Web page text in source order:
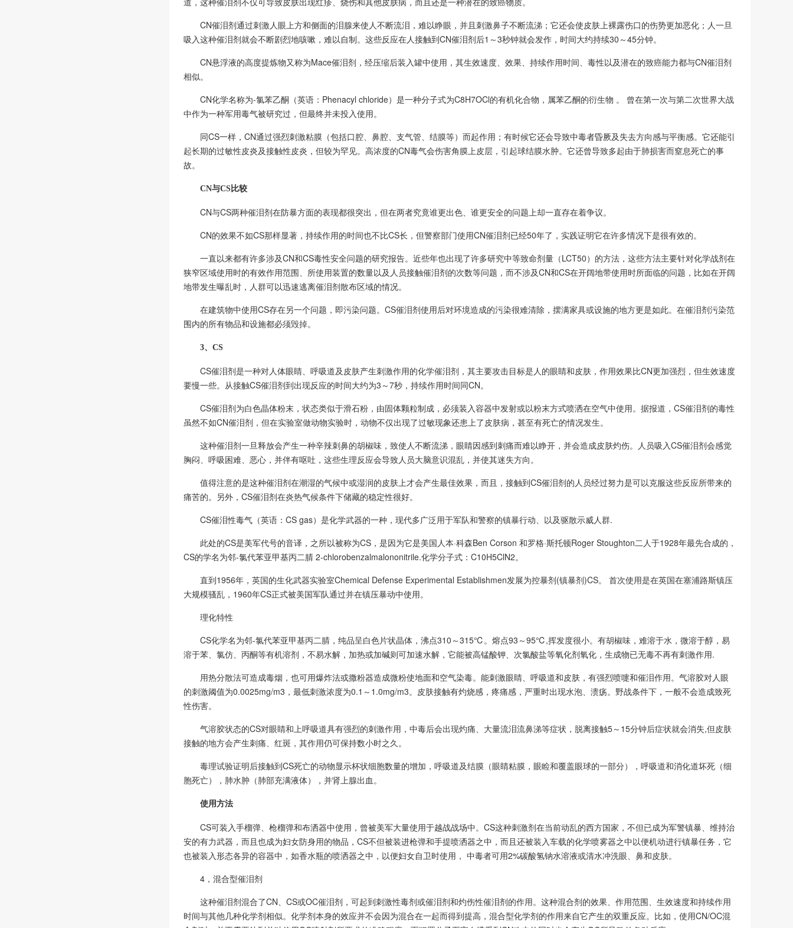
CN催泪剂通过刺激人眼上方和侧面的泪腺来使人不断流泪，难以睁眼，并且刺激鼻子不断流涕；它还会使皮肤上裸露伤口的伤势更加恶化；人一旦
吸入这种催泪剂就会不断剧烈地咳嗽，难以自制。这些反应在人接触到CN催泪剂后1～3秒钟就会发作，时间大约持续30～45分钟。
CN悬浮液的高度提炼物又称为Mace催泪剂，经压缩后装入罐中使用，其生效速度、效果、持续作用时间、毒性以及潜在的致癌能力都与CN催泪剂
相似。
CN化学名称为-氯苯乙酮（英语：Phenacyl chloride）是一种分子式为C8H7OCl的有机化合物，属苯乙酮的衍生物 。 曾在第一次与第二次世界大战
中作为一种军用毒气被研究过，但最终并未投入使用。
同CS一样，CN通过强烈刺激粘膜（包括口腔、鼻腔、支气管、结膜等）而起作用；有时候它还会导致中毒者昏厥及失去方向感与平衡感。它还能引
起长期的过敏性皮炎及接触性皮炎，但较为罕见。高浓度的CN毒气会伤害角膜上皮层，引起球结膜水肿。它还曾导致多起由于肺损害而窒息死亡的事
故。
CN与CS比较
CN与CS两种催泪剂在防暴方面的表现都很突出，但在两者究竟谁更出色、谁更安全的问题上却一直存在着争议。
CN的效果不如CS那样显著，持续作用的时间也不比CS长，但警察部门使用CN催泪剂已经50年了，实践证明它在许多情况下是很有效的。
一直以来都有许多涉及CN和CS毒性安全问题的研究报告。近些年也出现了许多研究中等致命剂量（LCT50）的方法，这些方法主要针对化学战剂在
狭窄区域使用时的有效作用范围、所使用装置的数量以及人员接触催泪剂的次数等问题，而不涉及CN和CS在开阔地带使用时所面临的问题，比如在开阔
地带发生曝乱时，人群可以迅速逃离催泪剂散布区域的情况。
在建筑物中使用CS存在另一个问题，即污染问题。CS催泪剂使用后对环境造成的污染很难清除，摆满家具或设施的地方更是如此。在催泪剂污染范
围内的所有物品和设施都必须毁掉。
3、CS
CS催泪剂是一种对人体眼睛、呼吸道及皮肤产生刺激作用的化学催泪剂，其主要攻击目标是人的眼睛和皮肤，作用效果比CN更加强烈，但生效速度
要慢一些。从接触CS催泪剂到出现反应的时间大约为3～7秒，持续作用时间同CN。
CS催泪剂为白色晶体粉末，状态类似于滑石粉，由固体颗粒制成，必须装入容器中发射或以粉末方式喷洒在空气中使用。据报道，CS催泪剂的毒性
虽然不如CN催泪剂，但在实验室做动物实验时，动物不仅出现了过敏现象还患上了皮肤病，甚至有死亡的情况发生。
这种催泪剂一旦释放会产生一种辛辣刺鼻的胡椒味，致使人不断流涕，眼睛因感到刺痛而难以睁开，并会造成皮肤灼伤。人员吸入CS催泪剂会感觉
胸闷、呼吸困难、恶心，并伴有呕吐，这些生理反应会导致人员大脑意识混乱，并使其迷失方向。
值得注意的是这种催泪剂在潮湿的气候中或湿润的皮肤上才会产生最佳效果，而且，接触到CS催泪剂的人员经过努力是可以克服这些反应所带来的
痛苦的。另外，CS催泪剂在炎热气候条件下储藏的稳定性很好。
CS催泪性毒气（英语：CS gas）是化学武器的一种，现代多广泛用于军队和警察的镇暴行动、以及驱散示威人群.
此处的CS是美军代号的音译，之所以被称为CS，是因为它是美国人本·科森Ben Corson 和罗格·斯托顿Roger Stoughton二人于1928年最先合成的，
CS的学名为邻-氯代苯亚甲基丙二腈 2-chlorobenzalmalononitrile.化学分子式：C10H5ClN2。
直到1956年，英国的生化武器实验室Chemical Defense Experimental Establishmen发展为控暴剂(镇暴剂)CS。 首次使用是在英国在塞浦路斯镇压
大规模骚乱，1960年CS正式被美国军队通过并在镇压暴动中使用。
理化特性
CS化学名为邻-氯代苯亚甲基丙二腈，纯品呈白色片状晶体，沸点310～315℃。熔点93～95℃,挥发度很小。有胡椒味，难溶于水，微溶于醇，易
溶于苯、氯仿、丙酮等有机溶剂，不易水解，加热或加碱则可加速水解，它能被高锰酸钾、次氯酸盐等氧化剂氧化，生成物已无毒不再有刺激作用.
用热分散法可造成毒烟，也可用爆炸法或撒粉器造成微粉使地面和空气染毒。能刺激眼睛、呼吸道和皮肤，有强烈喷嚏和催泪作用。气溶胶对人眼
的刺激阈值为0.0025mg/m3，最低刺激浓度为0.1～1.0mg/m3。皮肤接触有灼烧感，疼痛感，严重时出现水泡、溃疡。野战条件下，一般不会造成致死
性伤害。
气溶胶状态的CS对眼睛和上呼吸道具有强烈的刺激作用，中毒后会出现灼痛、大量流泪流鼻涕等症状，脱离接触5～15分钟后症状就会消失,但皮肤
接触的地方会产生刺痛、红斑，其作用仍可保持数小时之久。
毒理试验证明后接触到CS死亡的动物显示杯状细胞数量的增加，呼吸道及结膜（眼睛粘膜，眼睑和覆盖眼球的一部分），呼吸道和消化道坏死（细
胞死亡），肺水肿（肺部充满液体），并肾上腺出血。
使用方法
CS可装入手榴弹、枪榴弹和布洒器中使用，曾被美军大量使用于越战战场中。CS这种刺激剂在当前动乱的西方国家，不但已成为军警镇暴、维持治
安的有力武器，而且也成为妇女防身用的物品，CS不但被装进枪弹和手提喷洒器之中，而且还被装入车载的化学喷雾器之中以便机动进行镇暴任务，它
也被装入形态各异的容器中，如香水瓶的喷洒器之中，以便妇女自卫时使用， 中毒者可用2%碳酸氢钠水溶液或清水冲洗眼、鼻和皮肤。
4，混合型催泪剂
这种催泪剂混合了CN、CS或OC催泪剂，可起到刺激性毒剂或催泪剂和灼伤性催泪剂的作用。这种混合剂的效果、作用范围、生效速度和持续作用
时间与其他几种化学剂相似。化学剂本身的效应并不会因为混合在一起而得到提高，混合型化学剂的作用来自它产生的双重反应。比如，使用CN/OC混